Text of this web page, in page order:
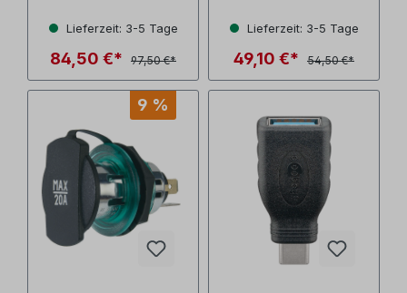
Lieferzeit: 3-5 Tage
84,50 €* 97,50 €*
Lieferzeit: 3-5 Tage
49,10 €* 54,50 €*
9 %